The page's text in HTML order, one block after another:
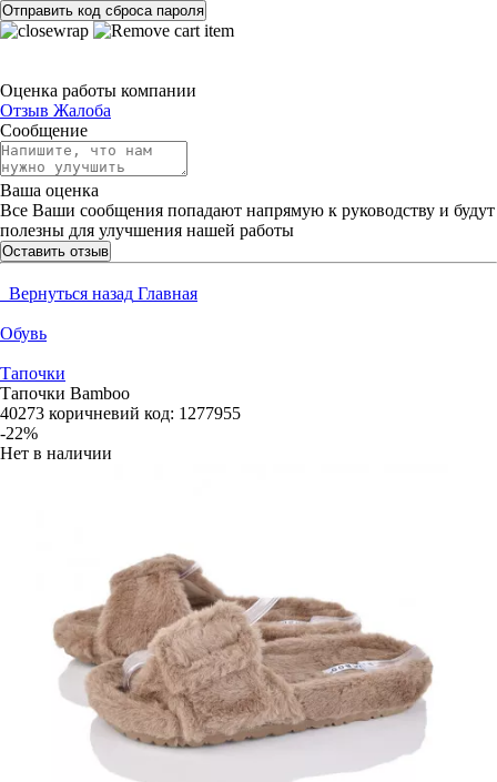
Отправить код сброса пароля
Оценка работы компании
Отзыв Жалоба
Сообщение
Ваша оценка
Все Ваши сообщения попадают напрямую к руководству и будут
полезны для улучшения нашей работы
Оставить отзыв
Вернуться назад Главная
Обувь
Тапочки
Тапочки Bamboo
40273 коричневий код: 1277955
-22%
Нет в наличии